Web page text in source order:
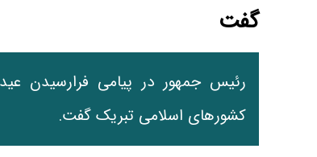
گفت
رئیس جمهور در پیامی فرارسیدن
کشورهای اسلامی تبریک گفت.